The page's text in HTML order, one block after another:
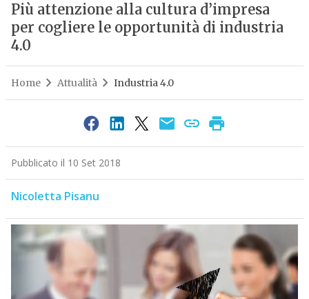
Più attenzione alla cultura d’impresa
per cogliere le opportunità di industria
4.0
Home Attualità Industria 4.0
Pubblicato il 10 Set 2018
Nicoletta Pisanu